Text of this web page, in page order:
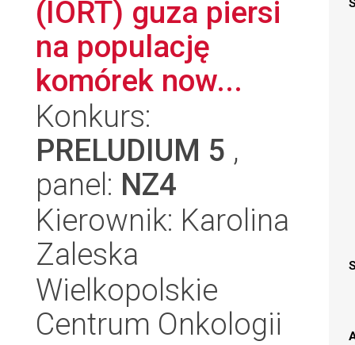
(IORT) guza piersi
na populację
komórek now...
Konkurs:
PRELUDIUM 5 ,
panel: NZ4
Kierownik: Karolina
Zaleska
Wielkopolskie
Centrum Onkologii